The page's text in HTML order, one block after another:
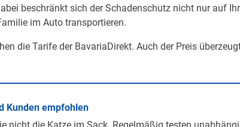
beschränkt sich der Schadenschutz nicht nur auf
im Auto transportieren.
die Tarife der BavariaDirekt. Auch der Preis
Kunden empfohlen